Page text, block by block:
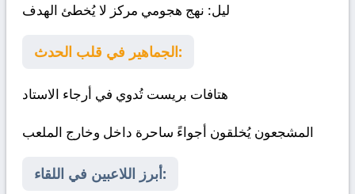
ليل: نهج هجومي مركز لا يُخطئ الهدف
الجماهير في قلب الحدث:
هتافات بريست تُدوي في أرجاء الاستاد
المشجعون يُخلقون أجواءً ساحرة داخل وخارج الملعب
أبرز اللاعبين في اللقاء: